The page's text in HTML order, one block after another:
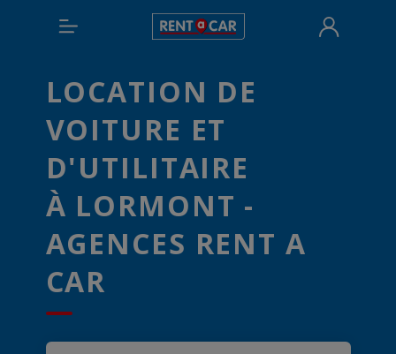
LOCATION DE
VOITURE ET
D'UTILITAIRE
À LORMONT -
AGENCES RENT A
CAR